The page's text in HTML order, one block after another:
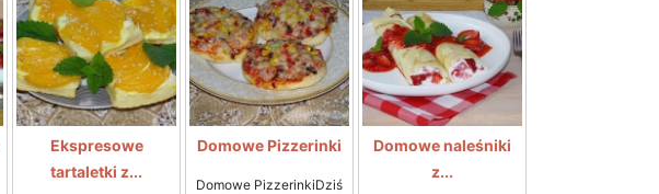
Ekspresowe
tartaletki z...
Domowe Pizzerinki
Domowe PizzerinkiDziś
Domowe naleśniki
z...